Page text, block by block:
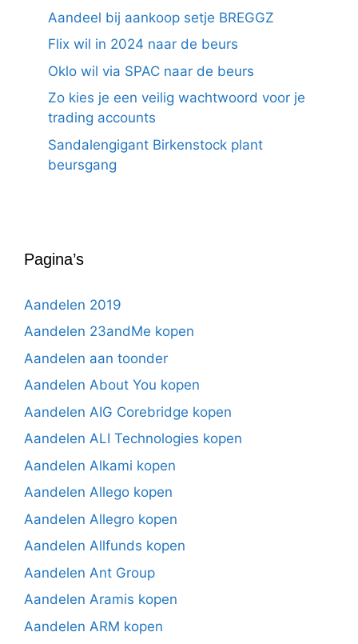
Aandeel bij aankoop setje BREGGZ
Flix wil in 2024 naar de beurs
Oklo wil via SPAC naar de beurs
Zo kies je een veilig wachtwoord voor je
trading accounts
Sandalengigant Birkenstock plant
beursgang
Pagina’s
Aandelen 2019
Aandelen 23andMe kopen
Aandelen aan toonder
Aandelen About You kopen
Aandelen AIG Corebridge kopen
Aandelen ALI Technologies kopen
Aandelen Alkami kopen
Aandelen Allego kopen
Aandelen Allegro kopen
Aandelen Allfunds kopen
Aandelen Ant Group
Aandelen Aramis kopen
Aandelen ARM kopen